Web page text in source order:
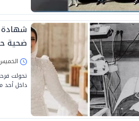
ضحية
الخميس 04/سبتمبر/2025 -
تحولت
داخل أحد